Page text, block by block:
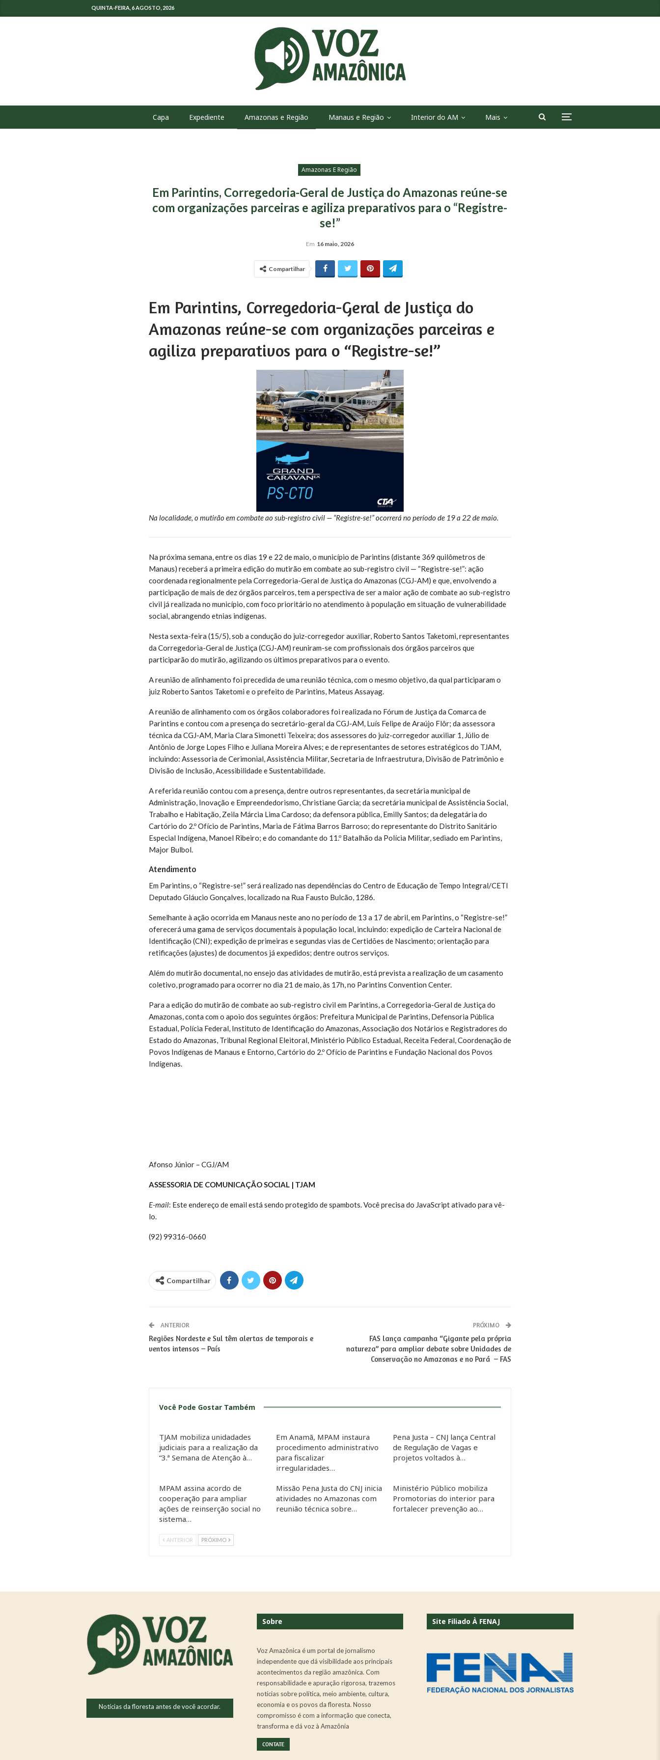
QUINTA-FEIRA, 6 AGOSTO, 2026
Capa Expediente Amazonas e Região Manaus e Região Interior do AM Mais
Amazonas E Região
Em Parintins, Corregedoria-Geral de Justiça do Amazonas reúne-se
com organizações parceiras e agiliza preparativos para o “Registre-
se!”
Em 16 maio, 2026
Compartilhar
Em Parintins, Corregedoria-Geral de Justiça do
Amazonas reúne-se com organizações parceiras e
agiliza preparativos para o “Registre-se!”
Na localidade, o mutirão em combate ao sub-registro civil — “Registre-se!” ocorrerá no período de 19 a 22 de maio.
Na próxima semana, entre os dias 19 e 22 de maio, o município de Parintins (distante 369 quilômetros de
Manaus) receberá a primeira edição do mutirão em combate ao sub-registro civil — “Registre-se!”: ação
coordenada regionalmente pela Corregedoria-Geral de Justiça do Amazonas (CGJ-AM) e que, envolvendo a
participação de mais de dez órgãos parceiros, tem a perspectiva de ser a maior ação de combate ao sub-registro
civil já realizada no município, com foco prioritário no atendimento à população em situação de vulnerabilidade
social, abrangendo etnias indígenas.
Nesta sexta-feira (15/5), sob a condução do juiz-corregedor auxiliar, Roberto Santos Taketomi, representantes
da Corregedoria-Geral de Justiça (CGJ-AM) reuniram-se com profissionais dos órgãos parceiros que
participarão do mutirão, agilizando os últimos preparativos para o evento.
A reunião de alinhamento foi precedida de uma reunião técnica, com o mesmo objetivo, da qual participaram o
juiz Roberto Santos Taketomi e o prefeito de Parintins, Mateus Assayag.
A reunião de alinhamento com os órgãos colaboradores foi realizada no Fórum de Justiça da Comarca de
Parintins e contou com a presença do secretário-geral da CGJ-AM, Luís Felipe de Araújo Flôr; da assessora
técnica da CGJ-AM, Maria Clara Simonetti Teixeira; dos assessores do juiz-corregedor auxiliar 1, Júlio de
Antônio de Jorge Lopes Filho e Juliana Moreira Alves; e de representantes de setores estratégicos do TJAM,
incluindo: Assessoria de Cerimonial, Assistência Militar, Secretaria de Infraestrutura, Divisão de Patrimônio e
Divisão de Inclusão, Acessibilidade e Sustentabilidade.
A referida reunião contou com a presença, dentre outros representantes, da secretária municipal de
Administração, Inovação e Empreendedorismo, Christiane Garcia; da secretária municipal de Assistência Social,
Trabalho e Habitação, Zeila Márcia Lima Cardoso; da defensora pública, Emilly Santos; da delegatária do
Cartório do 2.º Ofício de Parintins, Maria de Fátima Barros Barroso; do representante do Distrito Sanitário
Especial Indígena, Manoel Ribeiro; e do comandante do 11.º Batalhão da Polícia Militar, sediado em Parintins,
Major Bulbol.
Atendimento
Em Parintins, o “Registre-se!” será realizado nas dependências do Centro de Educação de Tempo Integral/CETI
Deputado Gláucio Gonçalves, localizado na Rua Fausto Bulcão, 1286.
Semelhante à ação ocorrida em Manaus neste ano no período de 13 a 17 de abril, em Parintins, o “Registre-se!”
oferecerá uma gama de serviços documentais à população local, incluindo: expedição de Carteira Nacional de
Identificação (CNI); expedição de primeiras e segundas vias de Certidões de Nascimento; orientação para
retificações (ajustes) de documentos já expedidos; dentre outros serviços.
Além do mutirão documental, no ensejo das atividades de mutirão, está prevista a realização de um casamento
coletivo, programado para ocorrer no dia 21 de maio, às 17h, no Parintins Convention Center.
Para a edição do mutirão de combate ao sub-registro civil em Parintins, a Corregedoria-Geral de Justiça do
Amazonas, conta com o apoio dos seguintes órgãos: Prefeitura Municipal de Parintins, Defensoria Pública
Estadual, Polícia Federal, Instituto de Identificação do Amazonas, Associação dos Notários e Registradores do
Estado do Amazonas, Tribunal Regional Eleitoral, Ministério Público Estadual, Receita Federal, Coordenação de
Povos Indígenas de Manaus e Entorno, Cartório do 2.º Ofício de Parintins e Fundação Nacional dos Povos
Indígenas.
Afonso Júnior – CGJ/AM
ASSESSORIA DE COMUNICAÇÃO SOCIAL | TJAM
E-mail: Este endereço de email está sendo protegido de spambots. Você precisa do JavaScript ativado para vê-
lo.
(92) 99316-0660
Compartilhar
ANTERIOR
Regiões Nordeste e Sul têm alertas de temporais e
ventos intensos – País
PRÓXIMO
FAS lança campanha “Gigante pela própria
natureza” para ampliar debate sobre Unidades de
Conservação no Amazonas e no Pará – FAS
Você Pode Gostar Também
TJAM mobiliza unidadades
judiciais para a realização da
“3.ª Semana de Atenção à…
Em Anamã, MPAM instaura
procedimento administrativo
para fiscalizar
irregularidades…
Pena Justa – CNJ lança Central
de Regulação de Vagas e
projetos voltados à…
MPAM assina acordo de
cooperação para ampliar
ações de reinserção social no
sistema…
Missão Pena Justa do CNJ inicia
atividades no Amazonas com
reunião técnica sobre…
Ministério Público mobiliza
Promotorias do interior para
fortalecer prevenção ao…
ANTERIOR PRÓXIMO
Notícias da floresta antes de você acordar.
Sobre
Voz Amazônica é um portal de jornalismo
independente que dá visibilidade aos principais
acontecimentos da região amazônica. Com
responsabilidade e apuração rigorosa, trazemos
notícias sobre política, meio ambiente, cultura,
economia e os povos da floresta. Nosso
compromisso é com a informação que conecta,
transforma e dá voz à Amazônia
CONTATE
Site Filiado À FENAJ